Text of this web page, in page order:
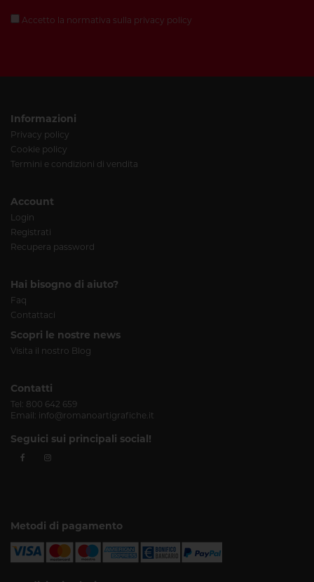
Accetto la normativa sulla privacy policy
Informazioni
Privacy policy
Cookie policy
Termini e condizioni di vendita
Account
Login
Registrati
Recupera password
Hai bisogno di aiuto?
Faq
Contattaci
Scopri le nostre news
Visita il nostro Blog
Contatti
Tel: 800 642 659
Email: info@romanoartigrafiche.it
Seguici sui principali social!
Metodi di pagamento